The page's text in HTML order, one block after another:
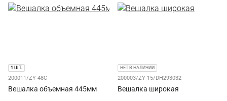
1 ШТ.
200011/ZY-48C
Вешалка объемная 445мм
НЕТ В НАЛИЧИИ
200003/ZY-15/DH293032
Вешалка широкая